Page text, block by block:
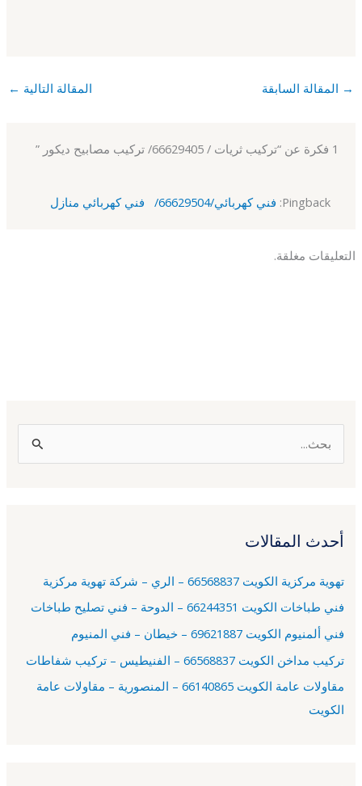
→ المقالة السابقة المقالة التالية ←
1 فكرة عن “تركيب ثريات / 66629405/ تركيب مصابيح ديكور ”
Pingback: فني كهربائي/66629504/ فني كهربائي منازل
التعليقات مغلقة.
ث
ن
:
أحدث المقالات
تهوية مركزية الكويت 66568837 – الري – شركة تهوية مركزية
فني طباخات الكويت 66244351 – الدوحة – فني تصليح طباخات
فني ألمنيوم الكويت 69621887 – خيطان – فني المنيوم
تركيب مداخن الكويت 66568837 – الفنيطيس – تركيب شفاطات
مقاولات عامة الكويت 66140865 – المنصورية – مقاولات عامة
الكويت